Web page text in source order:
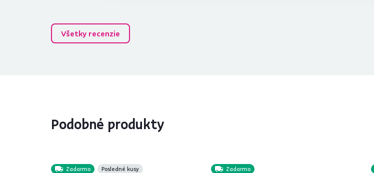
Všetky recenzie
Podobné produkty
Zadarmo Posledné kusy Zadarmo